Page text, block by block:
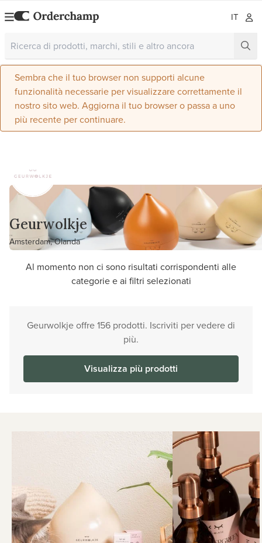
IT
Sembra che il tuo browser non supporti alcune
funzionalità necessarie per visualizzare correttamente il
nostro sito web. Aggiorna il tuo browser o passa a uno
più recente per continuare.
Geurwolkje
Amsterdam, Olanda
Al momento non ci sono risultati corrispondenti alle
categorie e ai filtri selezionati
Geurwolkje offre 156 prodotti. Iscriviti per vedere di
più.
Visualizza più prodotti